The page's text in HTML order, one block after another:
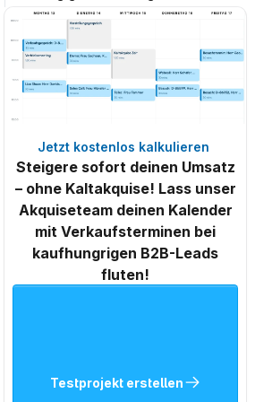
Jetzt kostenlos kalkulieren
Steigere sofort deinen Umsatz
– ohne Kaltakquise! Lass unser
Akquiseteam deinen Kalender
mit Verkaufsterminen bei
kaufhungrigen B2B-Leads
fluten!
Testprojekt erstellen